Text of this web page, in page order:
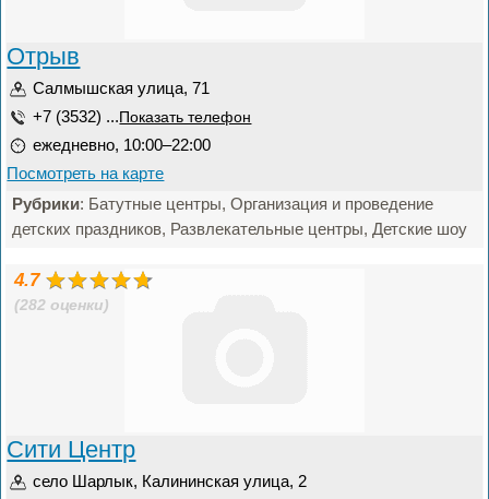
Отрыв
Салмышская улица, 71
+7 (3532) ... Показать телефон
ежедневно, 10:00–22:00
Посмотреть на карте
Рубрики: Батутные центры, Организация и проведение
детских праздников, Развлекательные центры, Детские шоу
4.7
(282 оценки)
Сити Центр
село Шарлык, Калининская улица, 2